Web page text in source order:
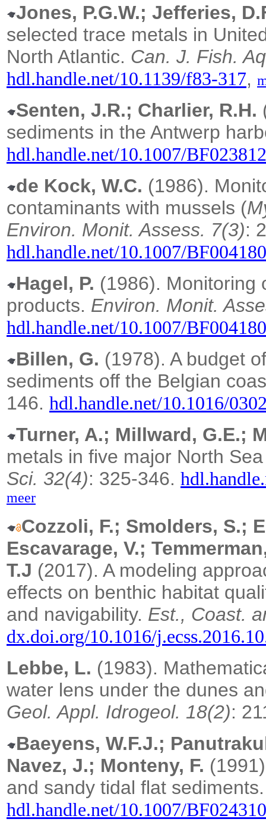
Jones, P.G.W.; Jefferies,
selected trace metals in
North Atlantic. Can. J. Fish.
hdl.handle.net/10.1139/f83-317,
Senten, J.R.; Charlier, R.H.
sediments in the Antwerp
hdl.handle.net/10.1007/
de Kock, W.C. (1986).
contaminants with mussels (
Environ. Monit. Assess. 7(3):
hdl.handle.net/10.1007/
Hagel, P. (1986). Monitoring
products. Environ. Monit.
hdl.handle.net/10.1007/
Billen, G. (1978). A budget
sediments off the Belgian
146. hdl.handle.net/10.1016/
Turner, A.; Millward, G.E.;
metals in five major North
Sci. 32(4): 325-346.
meer
Cozzoli, F.; Smolders, S.;
Escavarage, V.;
T.J (2017). A modeling
effects on benthic habitat
and navigability. Est., Coast.
dx.doi.org/10.1016/
Lebbe, L. (1983).
water lens under the dunes
Geol. Appl. Idrogeol. 18(2):
Baeyens, W.F.J.;
Navez, J.; Monteny, F.
and sandy tidal flat
hdl.handle.net/10.1007/